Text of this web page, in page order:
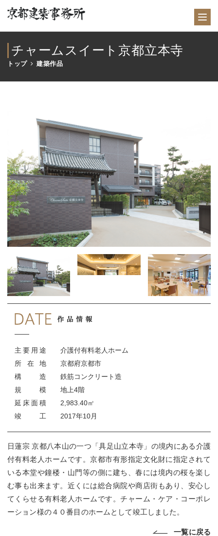
チャームスイート京都立本寺
トップ 建築作品
主 要 用 途
介護付有料老人ホーム
所
在 地
京都府京都市
構
造
鉄筋コンクリート造
規
模
地上4階
延 床面積
2,983.40㎡
竣
工 2017年10月
日蓮宗 京都八本山の一つ「具足山立本寺」の境内にある介護
付有料老人ホームです。京都市有形指定文化財に指定されて
いる本堂や鐘楼・山門等の側に建ち、春には境内の桜を楽し
む事も出来ます。近くには総合病院や商店街もあり、安心し
てくらせる有料老人ホームです。チャーム・ケア・コーポレ
ーション様の４０番目のホームとして竣工しました。
一覧に戻る